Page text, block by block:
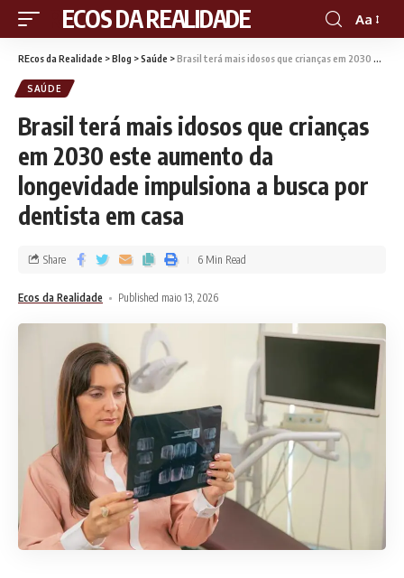
RECOS DA REALIDADE Aa
REcos da Realidade >Blog >Saúde >Brasil terá mais idosos que crianças em 2030 este aumento da longevidade impulsiona a busca por dentista em casa
SAÚDE
Brasil terá mais idosos que crianças
em 2030 este aumento da
longevidade impulsiona a busca por
dentista em casa
Ecos da Realidade Published maio 13, 2026
Share 6 Min Read